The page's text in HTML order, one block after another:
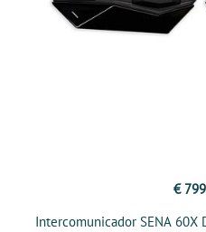
€
Intercomunicador SENA 60X